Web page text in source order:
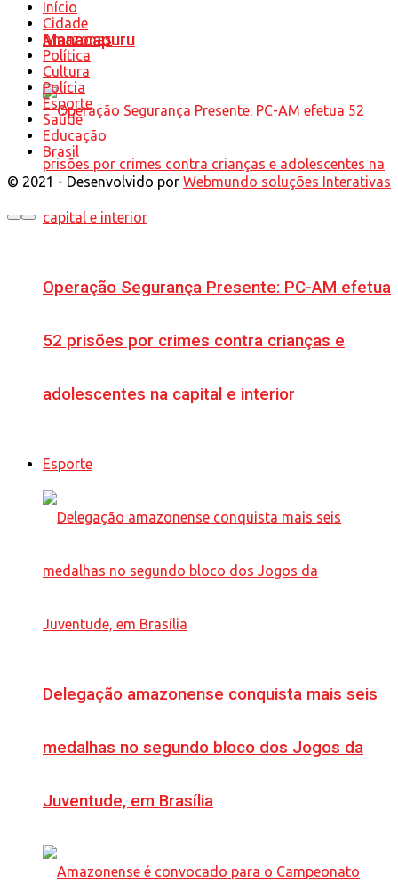
Manacapuru
Operação Segurança Presente: PC-AM efetua
52 prisões por crimes contra crianças e
adolescentes na capital e interior
Esporte
Delegação amazonense conquista mais seis
medalhas no segundo bloco dos Jogos da
Juventude, em Brasília
Início
Cidade
Amazonas
Política
Cultura
Polícia
Esporte
Saúde
Educação
Brasil
© 2021 - Desenvolvido por Webmundo soluções Interativas